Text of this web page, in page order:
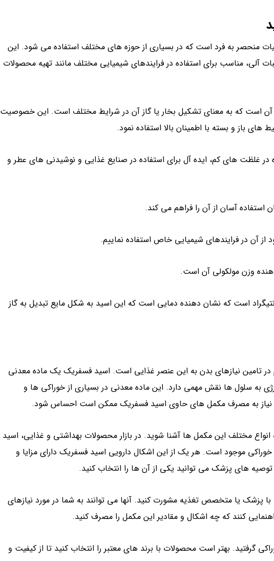
منحصر به فرد است که در بسیاری از حوزه های مختلف استفاده می شود. این
آلی، مناسب برای استفاده در فرایندهای شیمیایی مختلف مانند تهیه محصولات
آن است که به معنای تشکیل بخار یا گاز آن در شرایط مختلف است. این خصوصیت
باز و بسته با اطمینان بالا استفاده نمود.
غلظت های کم، ایده آل برای استفاده در صنایع غذایی و نوشیدنی های عطر و
استفاده آسان از آن را فراهم می کند.
جوش این اسید ۱۵۸ درجه سانتیگراد است که نشان دهنده دمایی است که این اسید به شکل مایع تبدیل به گاز
در تامین نیازهای بدن به این عنصر غذایی است. اسید فسفریک یک ماده معدنی
به سلول ها نقش مهمی دارد. این ماده معدنی در بسیاری از خوراکی ها و
نیاز به مصرف مکمل های حاوی اسید فسفریک ممکن است احساس شود.
انواع مختلف این مکمل ها آشنا شوید. در بازار محصولات بهداشتی و غذایی، اسید
موجود است. هر یک از این اشکال دارویی اسید فسفریک دارای مزایا و
های پزشک می توانید یکی از آن ها را انتخاب کنید.
پزشک یا متخصص تغذیه مشورت کنید. آنها می توانند به شما در مورد نیازهای
کنند که چه اشکال و مقادیر این مکمل را مصرف کنید.
گرفتید. بهتر است محصولات با برند های معتبر را انتخاب کنید تا از کیفیت و